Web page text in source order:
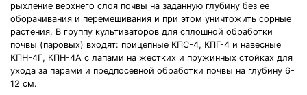
рыхление верхнего слоя почвы на заданную глубину без ее
оборачивания и перемешивания и при этом уничтожить сорные
растения. В группу культиваторов для сплошной обработки
почвы (паровых) входят: прицепные КПС-4, КПГ-4 и навесные
КПН-4Г, КПН-4А с лапами на жестких и пружинных стойках для
ухода за парами и предпосевной обработки почвы на глубину 6-
12 см.